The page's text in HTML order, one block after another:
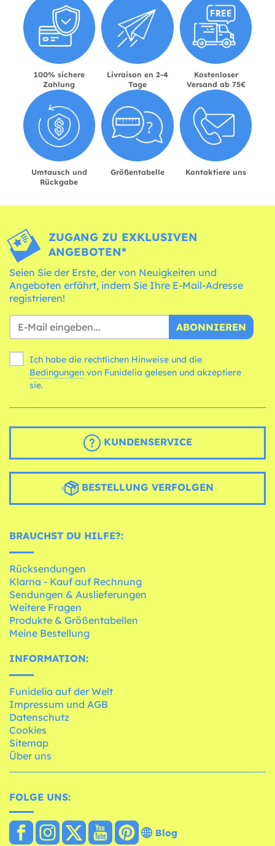
100% sichere
Zahlung
Livraison en 2-4
Tage
Kostenloser
Versand ab 75€
Umtausch und
Rückgabe
Größentabelle Kontaktiere uns
ZUGANG ZU EXKLUSIVEN
ANGEBOTEN*
Seien Sie der Erste, der von Neuigkeiten und
Angeboten erfährt, indem Sie Ihre E-Mail-Adresse
registrieren!
ABONNIEREN
Ich habe die rechtlichen Hinweise und die
Bedingungen
sie.
KUNDENSERVICE
BESTELLUNG VERFOLGEN
BRAUCHST DU HILFE?:
Rücksendungen
Klarna - Kauf auf Rechnung
Sendungen & Auslieferungen
Weitere Fragen
Produkte & Größentabellen
Meine Bestellung
INFORMATION:
Funidelia auf der Welt
Impressum und AGB
Datenschutz
Cookies
Sitemap
Über uns
FOLGE UNS:
Blog